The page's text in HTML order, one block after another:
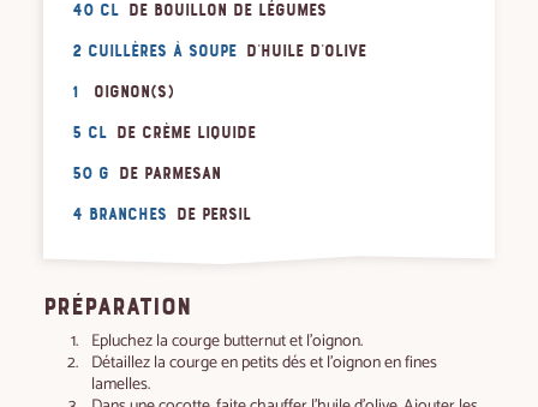
40 cl de bouillon de légumes
2 cuillères à soupe d'huile d'olive
1 oignon(s)
5 cl de crème liquide
50 g de parmesan
4 branches de persil
PRÉPARATION
Epluchez la courge butternut et l’oignon.
Détaillez la courge en petits dés et l’oignon en fines
lamelles.